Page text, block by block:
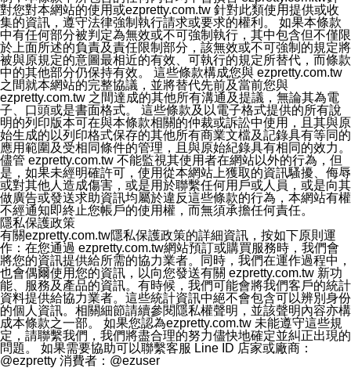
對您對本網站的使用或ezpretty.com.tw 針對此類使用提供或收
集的資訊，遵守法律強制執行請求或要求的權利。 如果本條款
中有任何部分被判定為無效或不可強制執行，其中包含但不僅限
於上面所述的負責及責任限制部分，該無效或不可強制的規定將
被與原規定的意圖最相近的有效、可執行的規定所替代，而條款
中的其他部分仍保持有效。 這些條款構成您與 ezpretty.com.tw
之間就本網站的完整協議，並將替代先前及當前您與
ezpretty.com.tw 之間達成的其他所有溝通及提議，無論其為電
子、口頭或是書面格式。 這些條款及以電子格式提供的所有說
明的列印版本可在與本條款相關的仲裁或訴訟中使用，且其與原
始生成的以列印格式保存的其他所有商業文檔及記錄具有等同的
應用範圍及受相同條件的管理，且與原始紀錄具有相同的效力。
儘管 ezpretty.com.tw 不能監視其使用者在網站以外的行為，但
是，如果未經明確許可，使用從本網站上獲取的資訊騷擾、侮辱
或對其他人造成傷害，或是用於聯繫任何用戶或人員，或是向其
做廣告或發送求助資訊均屬於違反這些條款的行為，本網站有權
不經通知即終止您帳戶的使用權，而無須承擔任何責任。
隱私保護政策
有關ezpretty.com.tw隱私保護政策的詳細資訊，按如下原則運
作：在您通過 ezpretty.com.tw網站預訂或購買服務時，我們會
將您的資訊提供給所需的協力業者。同時，我們在運作過程中，
也會偶爾使用您的資訊，以向您發送有關 ezpretty.com.tw 新功
能、服務及產品的資訊。有時候，我們可能會將我們客戶的統計
資料提供給協力業者。這些統計資訊中絕不會包含可以辨別身份
的個人資訊。相關細節請續參閱隱私權聲明，並該聲明內容亦構
成本條款之一部。 如果您認為ezpretty.com.tw 未能遵守這些規
定，請聯繫我們，我們將盡合理的努力儘快地確定並糾正出現的
問題。 如果需要協助可以聯繫客服 Line ID 店家或廠商：
@ezpretty 消費者：@ezuser